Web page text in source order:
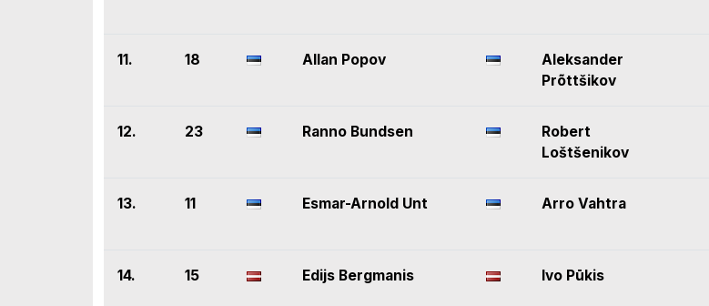
11. 18 Allan Popov
Aleksander
Prõttšikov
12. 23 Ranno Bundsen
Robert
Loštšenikov
13. 11 Esmar-Arnold Unt Arro Vahtra
14. 15 Edijs Bergmanis Ivo Pūkis